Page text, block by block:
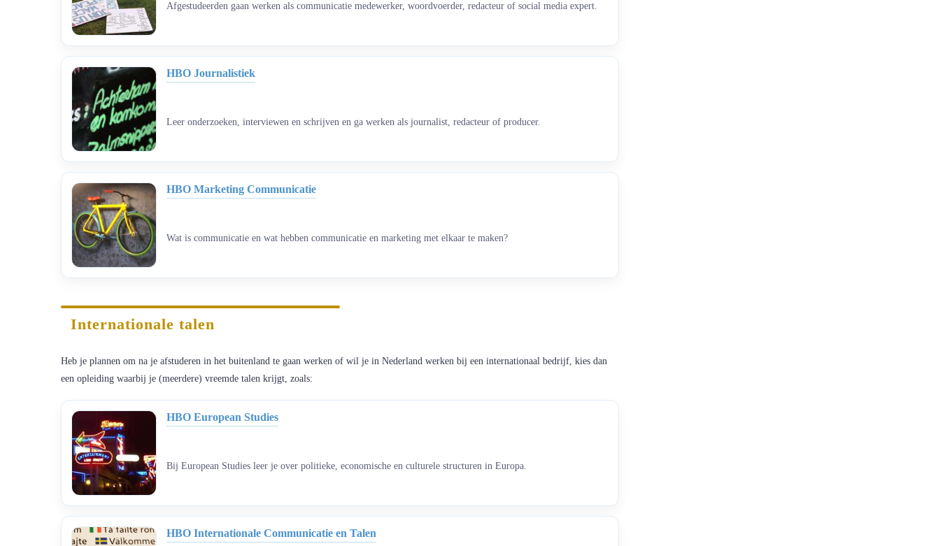
Afgestudeerden gaan werken als communicatie medewerker, woordvoerder, redacteur of social media expert.
HBO Journalistiek
Leer onderzoeken, interviewen en schrijven en ga werken als journalist, redacteur of producer.
HBO Marketing Communicatie
Wat is communicatie en wat hebben communicatie en marketing met elkaar te maken?
Internationale talen
Heb je plannen om na je afstuderen in het buitenland te gaan werken of wil je in Nederland werken bij een internationaal bedrijf, kies dan
een opleiding waarbij je (meerdere) vreemde talen krijgt, zoals:
HBO European Studies
Bij European Studies leer je over politieke, economische en culturele structuren in Europa.
HBO Internationale Communicatie en Talen